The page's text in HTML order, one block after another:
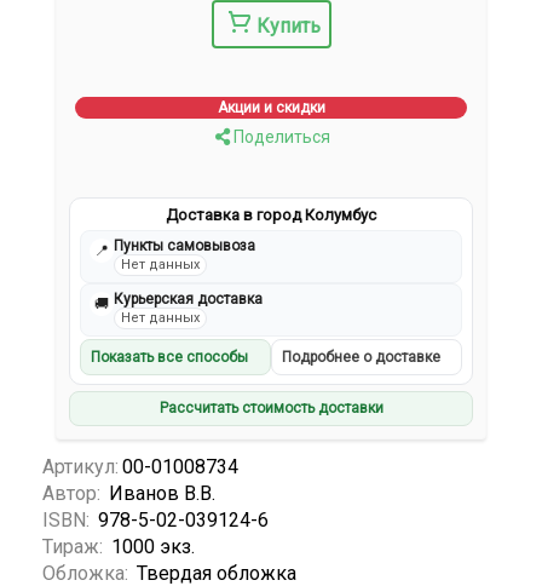
Купить
Акции и скидки
Поделиться
Доставка в город Колумбус
📍 Пункты самовывоза
Нет данных
🚚 Курьерская доставка
Нет данных
Показать все способы Подробнее о доставке
Рассчитать стоимость доставки
Артикул: 00-01008734
Автор: Иванов В.В.
ISBN: 978-5-02-039124-6
Тираж: 1000 экз.
Обложка: Твердая обложка